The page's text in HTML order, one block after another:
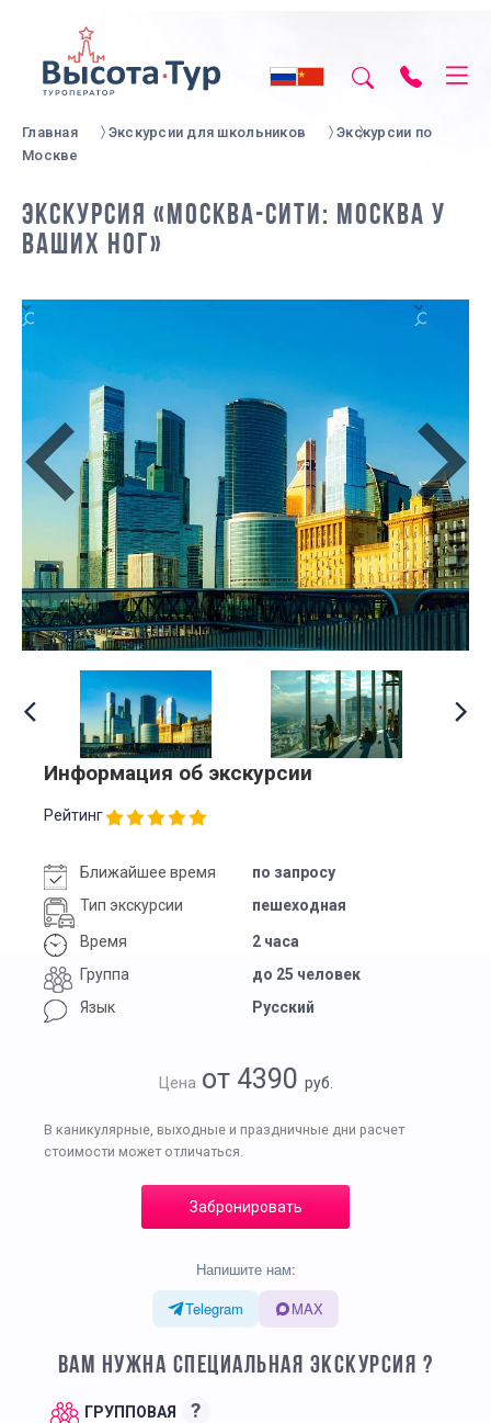
Главная Экскурсии для школьников
Экскурсии по
Москве
ЭКСКУРСИЯ «МОСКВА-СИТИ: МОСКВА У
ВАШИХ НОГ»
Информация об экскурсии
Рейтинг
Ближайшее время
по запросу
Тип экскурсии
пешеходная
Время
2 часа
Группа
до 25 человек
Язык
Русский
Цена от 4390 руб.
В каникулярные, выходные и праздничные дни расчет
стоимости может отличаться.
Забронировать
Напишите нам:
Telegram
MAX
ВАМ НУЖНА СПЕЦИАЛЬНАЯ ЭКСКУРСИЯ ?
ГРУППОВАЯ ?